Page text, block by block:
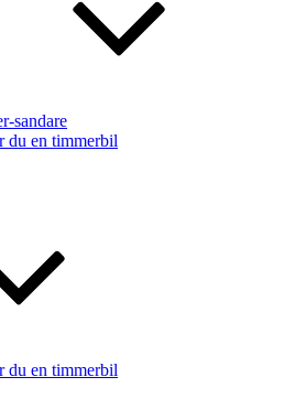
sandare
du en timmerbil
du en timmerbil